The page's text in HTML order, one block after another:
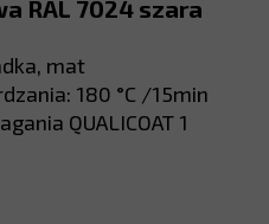
RAL 7024 szara
mat
180 °C /15min
QUALICOAT 1